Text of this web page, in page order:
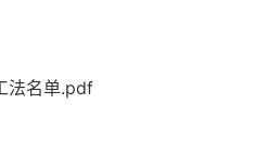
法名单.pdf